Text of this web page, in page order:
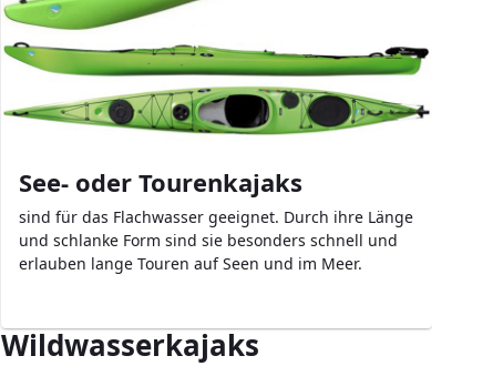
See- oder Tourenkajaks
sind für das Flachwasser geeignet. Durch ihre Länge
und schlanke Form sind sie besonders schnell und
erlauben lange Touren auf Seen und im Meer.
Wildwasserkajaks